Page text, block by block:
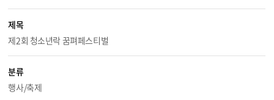
제목
제2회 청소년락 꿈펴페스티벌
분류
행사/축제